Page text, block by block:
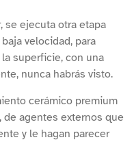
se ejecuta otra etapa
velocidad, para
superficie, con una
nunca habrás visto.
cerámico premium
de agentes externos que
y le hagan parecer